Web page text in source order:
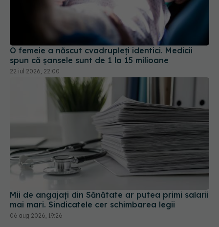
O femeie a născut cvadrupleți identici. Medicii
spun că șansele sunt de 1 la 15 milioane
22 iul 2026, 22:00
Mii de angajați din Sănătate ar putea primi salarii
06 aug 2026, 19:26